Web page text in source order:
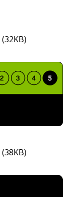
(32KB)
(38KB)